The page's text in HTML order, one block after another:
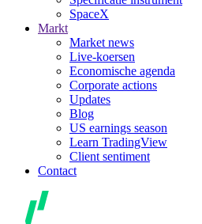
SpaceX
Markt
Market news
Live-koersen
Economische agenda
Corporate actions
Updates
Blog
US earnings season
Learn TradingView
Client sentiment
Contact